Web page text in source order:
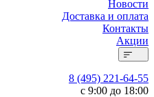
Новости
Доставка и оплата
Контакты
Акции
8 (495) 221-64-55
с 9:00 до 18:00